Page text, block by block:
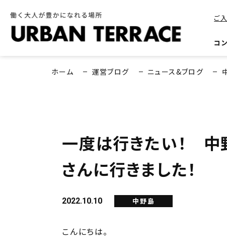
ご
コ
ホーム 運営ブログ ニュース&ブログ
一度は行きたい！ 中
さんに行きました！
2022.10.10 中野島
こんにちは。